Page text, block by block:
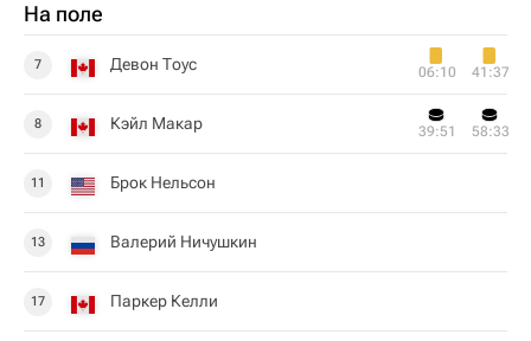
На поле
7 Девон Тоус 06:10 41:37
8 Кэйл Макар 39:51 58:33
11 Брок Нельсон
13 Валерий Ничушкин
17 Паркер Келли